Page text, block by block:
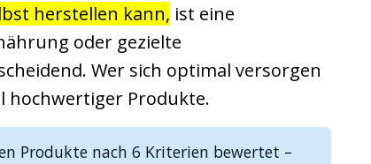
herstellen kann, ist eine
oder gezielte
Wer sich optimal versorgen
hochwertiger Produkte.
Produkte nach 6 Kriterien bewertet –